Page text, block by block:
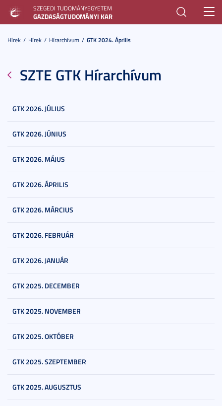
SZEGEDI TUDOMÁNYEGYETEM
GAZDASÁGTUDOMÁNYI KAR
Hírek Hírek Hírarchívum GTK 2024. Április
SZTE GTK Hírarchívum
GTK 2026. JÚLIUS
GTK 2026. JÚNIUS
GTK 2026. MÁJUS
GTK 2026. ÁPRILIS
GTK 2026. MÁRCIUS
GTK 2026. FEBRUÁR
GTK 2026. JANUÁR
GTK 2025. DECEMBER
GTK 2025. NOVEMBER
GTK 2025. OKTÓBER
GTK 2025. SZEPTEMBER
GTK 2025. AUGUSZTUS